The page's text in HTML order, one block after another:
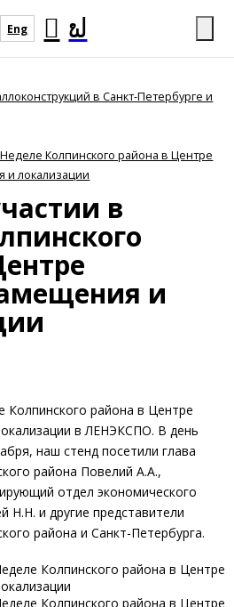
Eng
в Санкт-Петербурге и
Колпинского района в Центре
локализации
в
и
Колпинского района в Центре
в ЛЕНЭКСПО. В день
наш стенд посетили глава
района Повелий А.А.,
отдел экономического
Н.Н. и другие представители
района и Санкт-Петербурга.